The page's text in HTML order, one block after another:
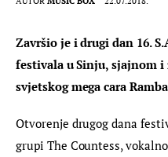
Završio je i drugi dan 16.
festivala u Sinju, sjajnom
svjetskog mega cara
Otvorenje drugog dana
grupi The Countess,